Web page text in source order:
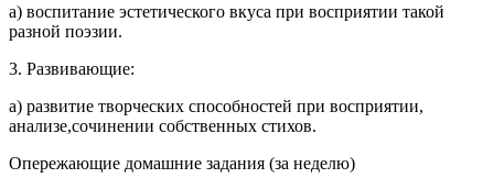
а) воспитание эстетического вкуса при восприятии такой
разной поэзии.
3. Развивающие:
а) развитие творческих способностей при восприятии,
анализе,сочинении собственных стихов.
Опережающие домашние задания (за неделю)